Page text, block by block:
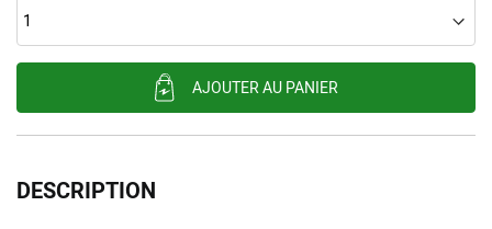
AJOUTER AU PANIER
DESCRIPTION